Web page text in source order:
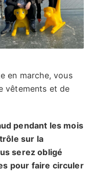
en marche, vous
vêtements et de
pendant les mois
sur la
serez obligé
pour faire circuler